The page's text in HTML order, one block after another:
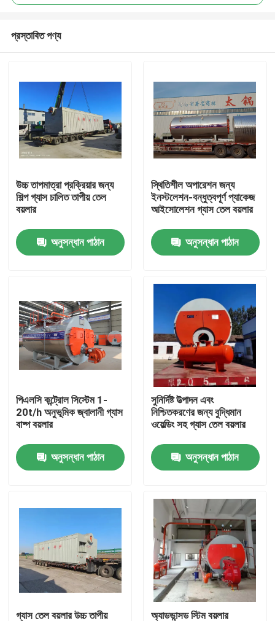
পণ্য
ভিডিও
কারখানা ভ্রমণ
মান নিয়ন্ত্রণ
উদ্ধৃতির জন্য আবেদন
গ্যাস তেল বয়লার
প্রস্তাবিত পণ্য
উচ্চ তাপমাত্রা প্রক্রিয়ার জন্য
শিল্প গ্যাস চালিত তাপীয় তেল
বয়লার
অনুসন্ধান পাঠান
স্থিতিশীল অপারেশন জন্য
ইনস্টলেশন-বন্ধুত্বপূর্ণ প্যাকেজ
আইসোলেশন গ্যাস তেল বয়লার
অনুসন্ধান পাঠান
পিএলসি কন্ট্রোল সিস্টেম 1-
20t/h অনুভূমিক জ্বালানী গ্যাস
বাষ্প বয়লার
অনুসন্ধান পাঠান
সুনির্দিষ্ট উত্পাদন এবং
নিশ্চিতকরণের জন্য বুদ্ধিমান
ওয়েল্ডিং সহ গ্যাস তেল বয়লার
অনুসন্ধান পাঠান
গ্যাস তেল বয়লার উচ্চ তাপীয় অ্যাডভান্সড স্টিম বয়লার